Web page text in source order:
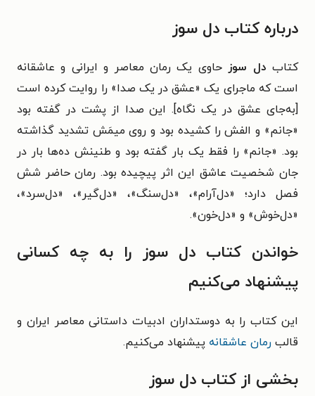
درباره کتاب دل سوز
کتاب دل سوز حاوی یک رمان معاصر و ایرانی و عاشقانه
است که ماجرای یک «عشق در یک صدا» را روایت کرده است
[به‌جای عشق در یک نگاه]. این صدا از پشت در گفته بود
«جانم» و الفش را کشیده بود و روی میمَش تشدید گذاشته
بود. «جانم» را فقط یک بار گفته بود و طنینش ده‌ها بار در
جان شخصیت عاشق این اثر پیچیده بود. رمان حاضر شش
فصل دارد؛ «دل‌آرام»، «دل‌سنگ»، «دل‌گیر»، «دل‌سرد»،
«دل‌خوش» و «دل‌خون».
خواندن کتاب دل سوز را به چه کسانی
پیشنهاد می‌کنیم
این کتاب را به دوستداران ادبیات داستانی معاصر ایران و
قالب رمان عاشقانه پیشنهاد می‌کنیم.
بخشی از کتاب دل سوز